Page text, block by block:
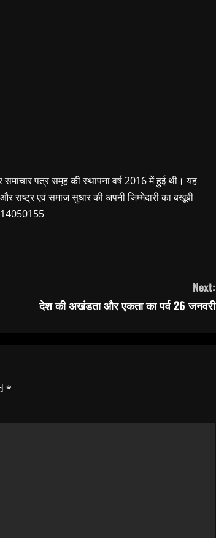
समाचार पत्र समूह की स्थापना वर्ष 2016 में हुई थी। यह
राष्ट्र एवं समाज सुधार की अपनी जिम्मेदारी का बखूबी
Next:
देश की अखंडता और एकता का पर्व 26 जनवरी
*